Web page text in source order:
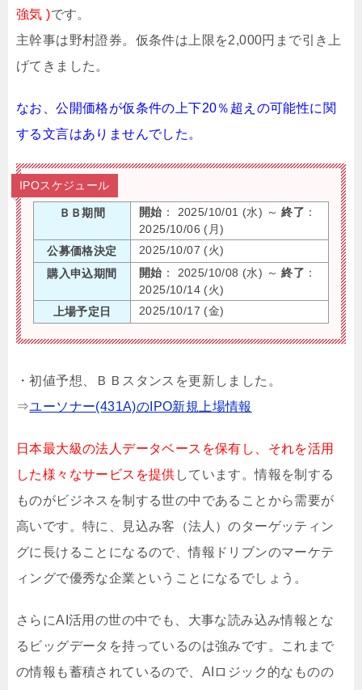
強気 )です。
主幹事は野村證券。仮条件は上限を2,000円まで引き上
げてきました。
なお、公開価格が仮条件の上下20％超えの可能性に関
する文言はありませんでした。
IPOスケジュール
ＢＢ期間 開始 ： 2025/10/01 (水) ～ 終了 ：
2025/10/06 (月)
公募価格決定
2025/10/07 (火)
購入申込期間
開始 ： 2025/10/08 (水) ～ 終了 ：
2025/10/14 (火)
上場予定日
2025/10/17 (金)
・初値予想、ＢＢスタンスを更新しました。
⇒ユーソナー(431A)のIPO新規上場情報
日本最大級の法人データベースを保有し、それを活用
した様々なサービスを提供 しています。情報を制する
ものがビジネスを制する世の中であることから需要が
高いです。特に、見込み客（法人）のターゲッティン
グに長けることになるので、情報ドリブンのマーケテ
ィングで優秀な企業ということになるでしょう。
さらにAI活用の世の中でも、大事な読み込み情報とな
るビッグデータを持っているのは強みです。これまで
の情報も蓄積されているので、AIロジック的なものの